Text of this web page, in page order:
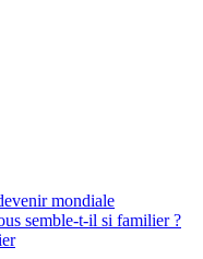
mondiale
semble-t-il si familier ?